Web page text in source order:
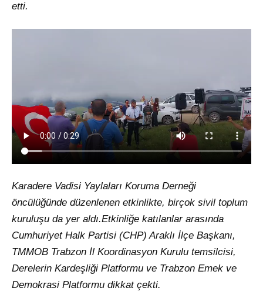
etti.
Karadere Vadisi Yaylaları Koruma Derneği
öncülüğünde düzenlenen etkinlikte, birçok sivil toplum
kuruluşu da yer aldı.Etkinliğe katılanlar arasında
Cumhuriyet Halk Partisi (CHP) Araklı İlçe Başkanı,
TMMOB Trabzon İl Koordinasyon Kurulu temsilcisi,
Derelerin Kardeşliği Platformu ve Trabzon Emek ve
Demokrasi Platformu dikkat çekti.